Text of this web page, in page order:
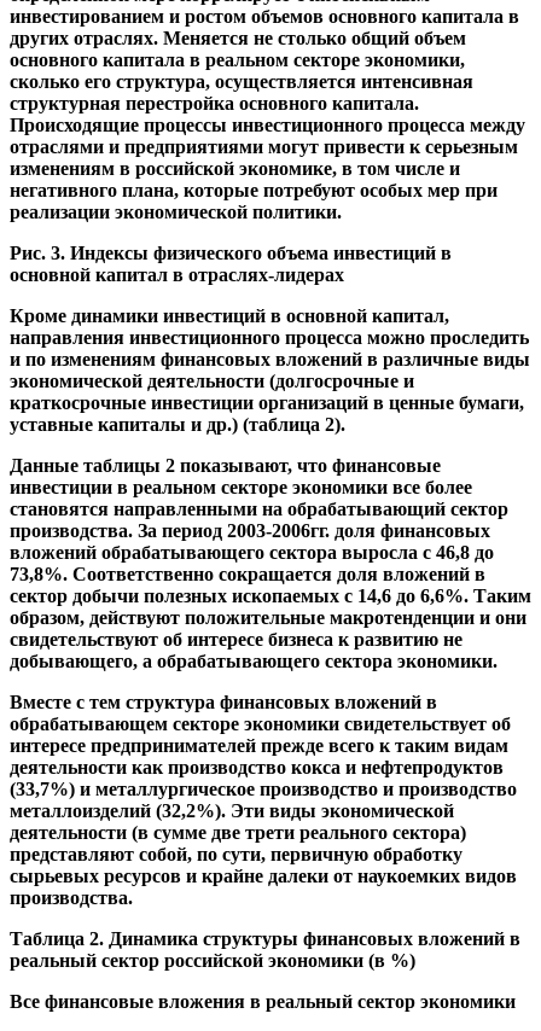
инвестированием и ростом объемов основного капитала в
других отраслях. Меняется не столько общий объем
основного капитала в реальном секторе экономики,
сколько его структура, осуществляется интенсивная
структурная перестройка основного капитала.
Происходящие процессы инвестиционного процесса между
отраслями и предприятиями могут привести к серьезным
изменениям в российской экономике, в том числе и
негативного плана, которые потребуют особых мер при
реализации экономической политики.
Рис. 3. Индексы физического объема инвестиций в
основной капитал в отраслях-лидерах
Кроме динамики инвестиций в основной капитал,
направления инвестиционного процесса можно проследить
и по изменениям финансовых вложений в различные виды
экономической деятельности (долгосрочные и
краткосрочные инвестиции организаций в ценные бумаги,
уставные капиталы и др.) (таблица 2).
Данные таблицы 2 показывают, что финансовые
инвестиции в реальном секторе экономики все более
становятся направленными на обрабатывающий сектор
производства. За период 2003-2006гг. доля финансовых
вложений обрабатывающего сектора выросла с 46,8 до
73,8%. Соответственно сокращается доля вложений в
сектор добычи полезных ископаемых с 14,6 до 6,6%. Таким
образом, действуют положительные макротенденции и они
свидетельствуют об интересе бизнеса к развитию не
добывающего, а обрабатывающего сектора экономики.
Вместе с тем структура финансовых вложений в
обрабатывающем секторе экономики свидетельствует об
интересе предпринимателей прежде всего к таким видам
деятельности как производство кокса и нефтепродуктов
(33,7%) и металлургическое производство и производство
металлоизделий (32,2%). Эти виды экономической
деятельности (в сумме две трети реального сектора)
представляют собой, по сути, первичную обработку
сырьевых ресурсов и крайне далеки от наукоемких видов
производства.
Таблица 2. Динамика структуры финансовых вложений в
реальный сектор российской экономики (в %)
Все финансовые вложения в реальный сектор экономики